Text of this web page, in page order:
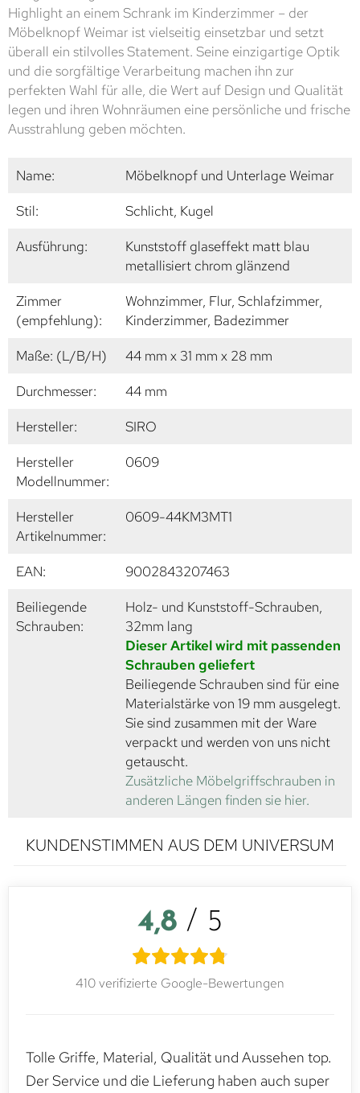
Highlight an einem Schrank im Kinderzimmer – der
Möbelknopf Weimar ist vielseitig einsetzbar und setzt
überall ein stilvolles Statement. Seine einzigartige Optik
und die sorgfältige Verarbeitung machen ihn zur
perfekten Wahl für alle, die Wert auf Design und Qualität
legen und ihren Wohnräumen eine persönliche und frische
Ausstrahlung geben möchten.
Name:
Möbelknopf und Unterlage Weimar
Stil:
Schlicht, Kugel
Ausführung:
Kunststoff glaseffekt matt blau
metallisiert chrom glänzend
Zimmer
(empfehlung):
Wohnzimmer, Flur, Schlafzimmer,
Kinderzimmer, Badezimmer
Maße: (L/B/H)
44 mm x 31 mm x 28 mm
Durchmesser:
44 mm
Hersteller:
SIRO
Hersteller
Modellnummer:
0609
Hersteller
Artikelnummer:
0609-44KM3MT1
EAN:
9002843207463
Beiliegende
Schrauben:
Holz- und Kunststoff-Schrauben,
32mm lang
Dieser Artikel wird mit passenden
Schrauben geliefert
Beiliegende Schrauben sind für eine
Materialstärke von 19 mm ausgelegt.
Sie sind zusammen mit der Ware
verpackt und werden von uns nicht
getauscht.
Zusätzliche Möbelgriffschrauben in
anderen Längen finden sie hier.
KUNDENSTIMMEN AUS DEM UNIVERSUM
4,8 / 5
410 verifizierte Google-Bewertungen
Tolle Griffe, Material, Qualität und Aussehen top.
Der Service und die Lieferung haben auch super